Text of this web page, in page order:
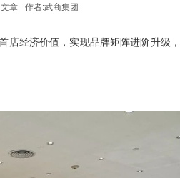
章 作者:武商集团
店经济价值，实现品牌矩阵进阶升级